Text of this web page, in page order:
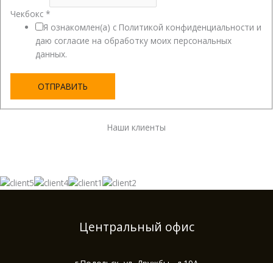
Чекбокс *
Я ознакомлен(а) с Политикой конфиденциальности и
даю согласие на обработку моих персональных
данных.
ОТПРАВИТЬ
Наши клиенты
Центральный офис